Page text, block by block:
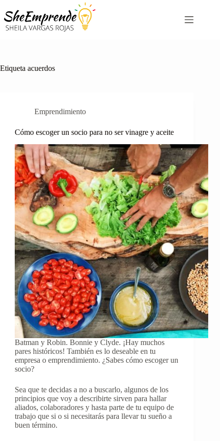
contenido
Etiqueta acuerdos
Emprendimiento
Cómo escoger un socio para no ser vinagre y aceite
Batman y Robin. Bonnie y Clyde. ¡Hay muchos
pares históricos! También es lo deseable en tu
empresa o emprendimiento. ¿Sabes cómo escoger un
socio?
Sea que te decidas a no a buscarlo, algunos de los
principios que voy a describirte sirven para hallar
aliados, colaboradores y hasta parte de tu equipo de
trabajo que si o si necesitarás para llevar tu sueño a
buen término.